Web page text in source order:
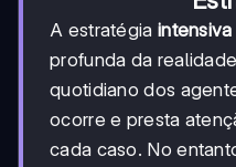
A estratégia intensiva
profunda da
quotidiano dos
ocorre e presta
cada caso. No